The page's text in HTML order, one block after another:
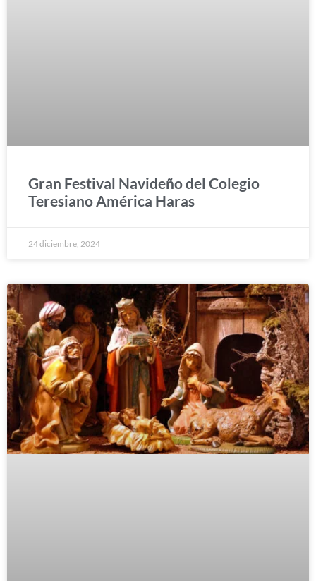
Gran Festival Navideño del Colegio
Teresiano América Haras
24 diciembre, 2024